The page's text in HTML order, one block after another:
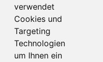
verwendet
Cookies und
Targeting
Technologien
um Ihnen ein